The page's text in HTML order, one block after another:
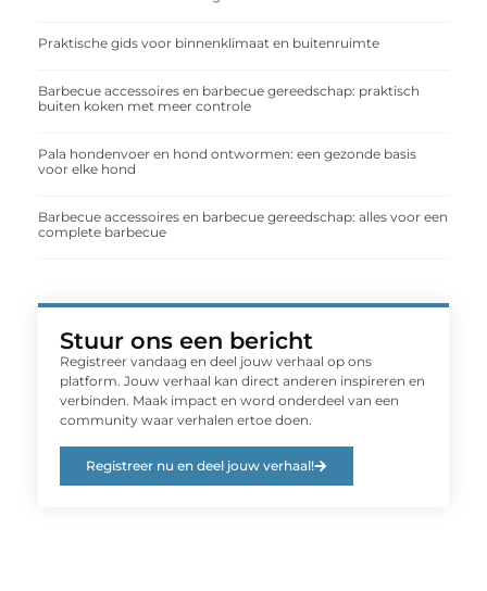
Praktische gids voor binnenklimaat en buitenruimte
Barbecue accessoires en barbecue gereedschap: praktisch
buiten koken met meer controle
Pala hondenvoer en hond ontwormen: een gezonde basis
voor elke hond
Barbecue accessoires en barbecue gereedschap: alles voor een
complete barbecue
Stuur ons een bericht
Registreer vandaag en deel jouw verhaal op ons
platform. Jouw verhaal kan direct anderen inspireren en
verbinden. Maak impact en word onderdeel van een
community waar verhalen ertoe doen.
Registreer nu en deel jouw verhaal!